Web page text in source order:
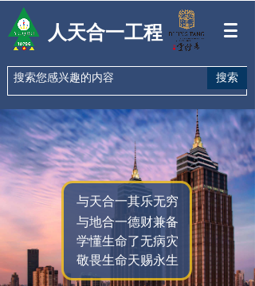
人天合一工程
搜索
与天合一其乐无穷
与地合一德财兼备
学懂生命了无病灾
敬畏生命天赐永生